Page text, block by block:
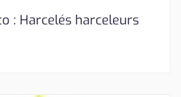
: Harcelés harceleurs